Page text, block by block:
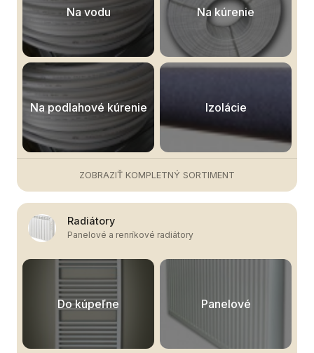
Na vodu Na kúrenie
Na podlahové kúrenie Izolácie
ZOBRAZIŤ KOMPLETNÝ SORTIMENT
Radiátory
Panelové a renríkové radiátory
Do kúpeľne Panelové